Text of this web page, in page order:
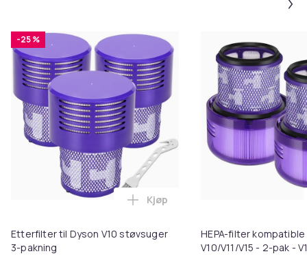
-25 %
Etterfilter til Dyson V10 støvsuger
3-pakning
Legg Etterfilter til Dyson V10
Kjøp
HEPA-filter
V10/V11/V15 - 2-pak -